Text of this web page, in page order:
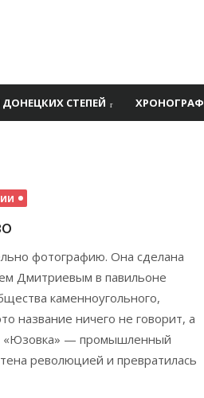
СТЕПЕЙ ХРОНОГРАФ
фотографию. Она сделана
Дмитриевым в павильоне
каменноугольного,
название ничего не говорит, а
«Юзовка» — промышленный
революцией и превратилась